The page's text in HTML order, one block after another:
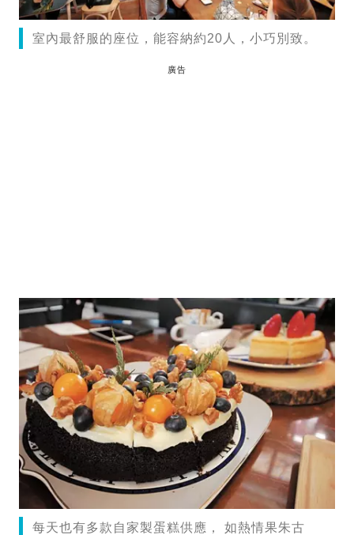
室內最舒服的座位，能容納約20人，小巧別致。
廣告
每天也有多款自家製蛋糕供應， 如熱情果朱古